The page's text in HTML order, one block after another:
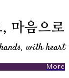
마음으로
with heart
More